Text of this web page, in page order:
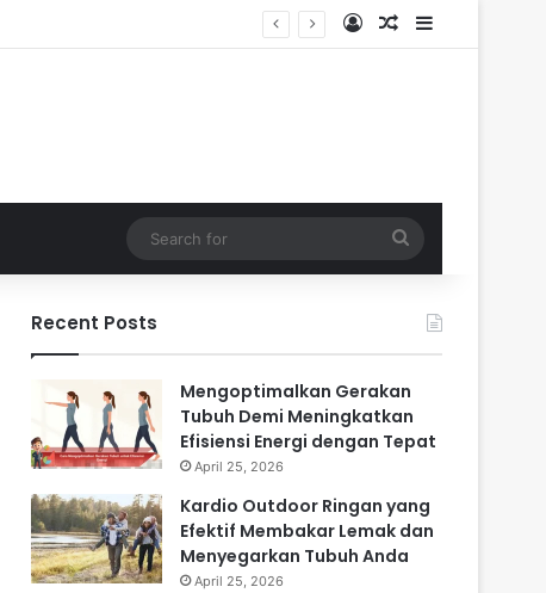
Log InRandom Article
Sidebar
for
Recent Posts
Mengoptimalkan Gerakan
Tubuh Demi Meningkatkan
Efisiensi Energi dengan Tepat
April 25, 2026
Kardio Outdoor Ringan yang
Efektif Membakar Lemak dan
Menyegarkan Tubuh Anda
April 25, 2026